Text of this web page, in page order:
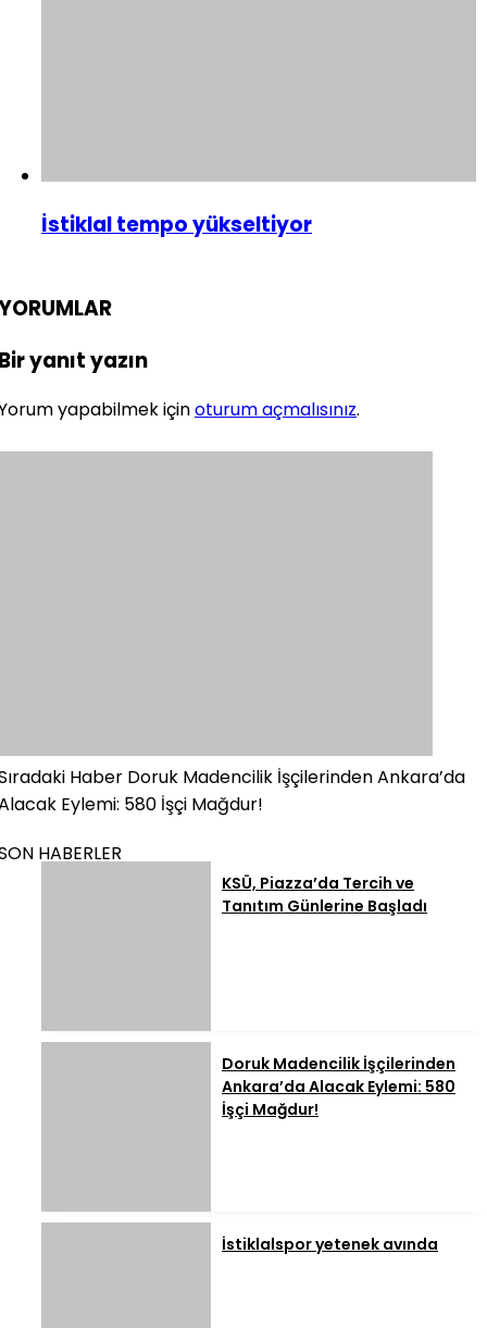
İstiklal tempo yükseltiyor
yanıt yazın
yapabilmek içinoturum açmalısınız.
Haber Doruk Madencilik İşçilerinden Ankara’da
Eylemi: 580 İşçi Mağdur!
HABERLER
KSÜ, Piazza’da Tercih ve
Tanıtım Günlerine Başladı
Doruk Madencilik İşçilerinden
Ankara’da Alacak Eylemi: 580
İşçi Mağdur!
İstiklalspor yetenek avında